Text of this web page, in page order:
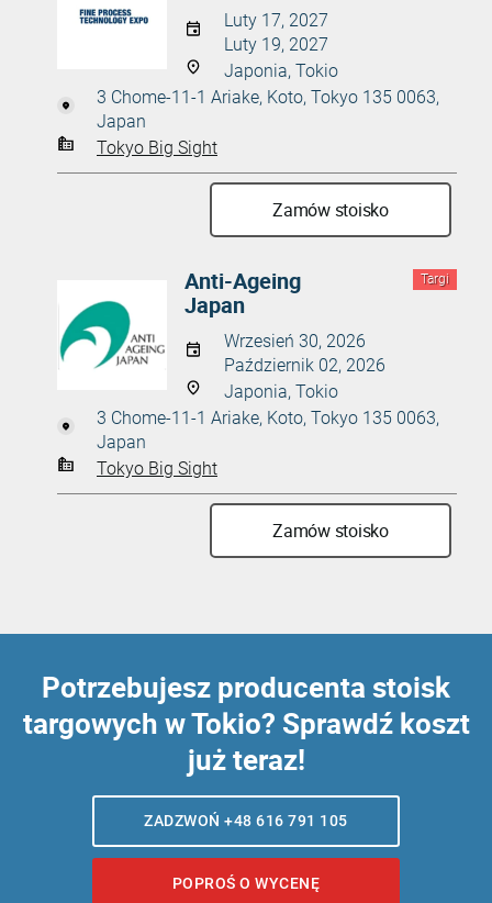
Luty 17, 2027
Luty 19, 2027
Japonia, Tokio
3 Chome-11-1 Ariake, Koto, Tokyo 135 0063,
Japan
Tokyo Big Sight
Zamów stoisko
Targi
Anti-Ageing
Japan
Wrzesień 30, 2026
Październik 02, 2026
Japonia, Tokio
3 Chome-11-1 Ariake, Koto, Tokyo 135 0063,
Japan
Tokyo Big Sight
Zamów stoisko
Potrzebujesz producenta stoisk
targowych w Tokio? Sprawdź koszt
już teraz!
ZADZWOŃ +48 616 791 105
POPROŚ O WYCENĘ